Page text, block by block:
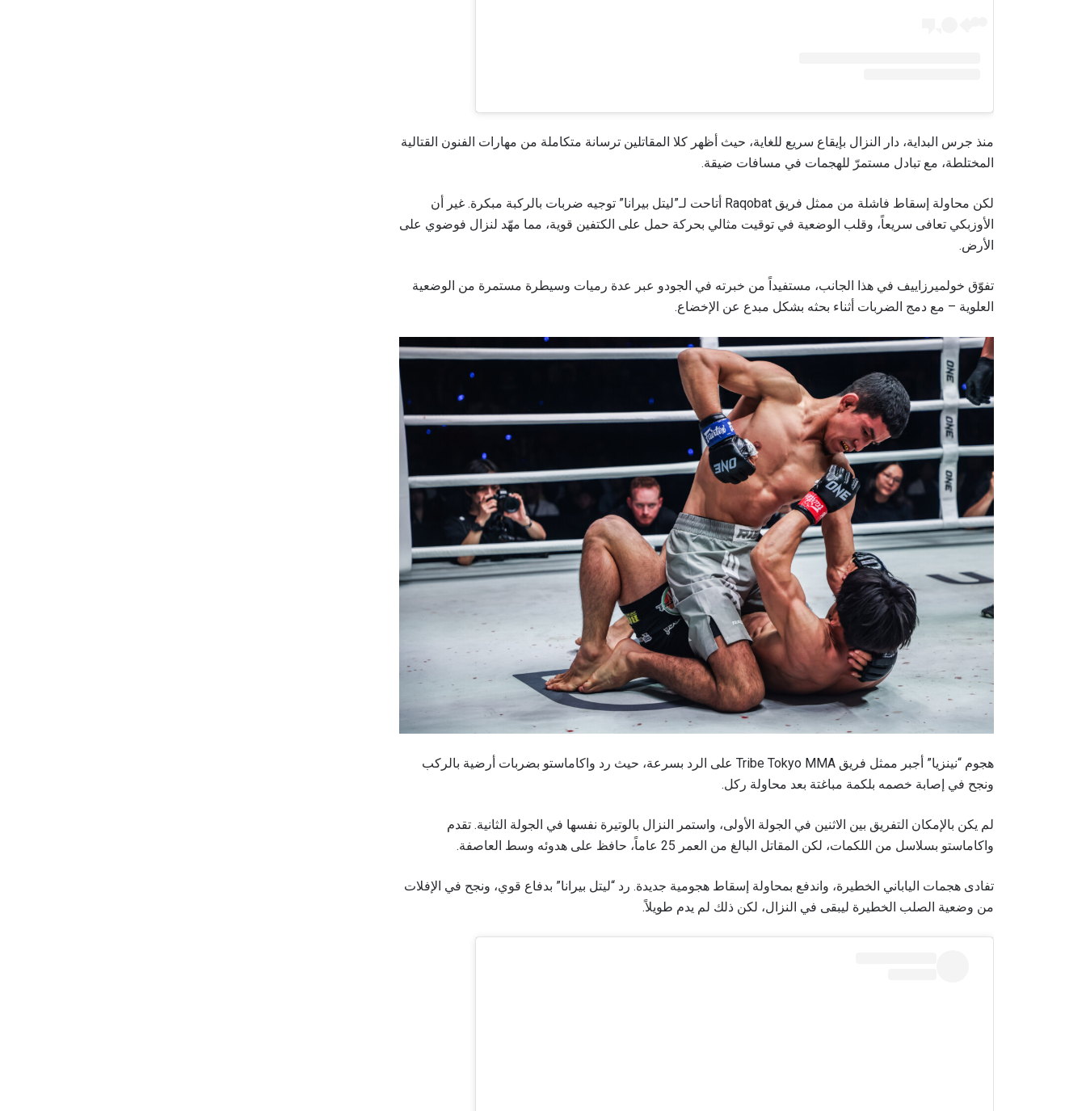
منذ جرس البداية، دار النزال بإيقاع سريع للغاية، حيث أظهر كلا المقاتلين ترسانة متكاملة من مهارات الفنون القتالية
المختلطة، مع تبادل مستمرّ للهجمات في مسافات ضيقة.
لكن محاولة إسقاط فاشلة من ممثل فريق Raqobat أتاحت لـ”ليتل بيرانا” توجيه ضربات بالركبة مبكرة. غير أن
الأوزبكي تعافى سريعاً، وقلب الوضعية في توقيت مثالي بحركة حمل على الكتفين قوية، مما مهّد لنزال فوضوي على
الأرض.
تفوّق خولميرزاييف في هذا الجانب، مستفيداً من خبرته في الجودو عبر عدة رميات وسيطرة مستمرة من الوضعية
العلوية – مع دمج الضربات أثناء بحثه بشكل مبدع عن الإخضاع.
هجوم “نينزيا” أجبر ممثل فريق Tribe Tokyo MMA على الرد بسرعة، حيث رد واكاماستو بضربات أرضية بالركب
ونجح في إصابة خصمه بلكمة مباغتة بعد محاولة ركل.
لم يكن بالإمكان التفريق بين الاثنين في الجولة الأولى، واستمر النزال بالوتيرة نفسها في الجولة الثانية. تقدم
واكاماستو بسلاسل من اللكمات، لكن المقاتل البالغ من العمر 25 عاماً، حافظ على هدوئه وسط العاصفة.
تفادى هجمات الياباني الخطيرة، واندفع بمحاولة إسقاط هجومية جديدة. رد “ليتل بيرانا” بدفاع قوي، ونجح في الإفلات
من وضعية الصلب الخطيرة ليبقى في النزال، لكن ذلك لم يدم طويلاً.
المنافس
العرض
شاهد أبرز اللقطات
ابق على اطّلاع
خذ بطولة "ون" معك أينما ذهبت! اشترك الآن للوصول إلى آخر الأخبار، وفتح
العروض الخاصة والحصول على أفضل المقاعد لعروضنا الحية.
البريد الإلكتروني
الإسم
إشترك
بإرسال هذا النموذج، فإنك توافق على جمعنا لمعلوماتك واستخدامها والإفصاح
عنها بموجبسياسة الخصوصية. يمكنك إلغاء الاشتراك في هذه المنشورات في
أي وقت.